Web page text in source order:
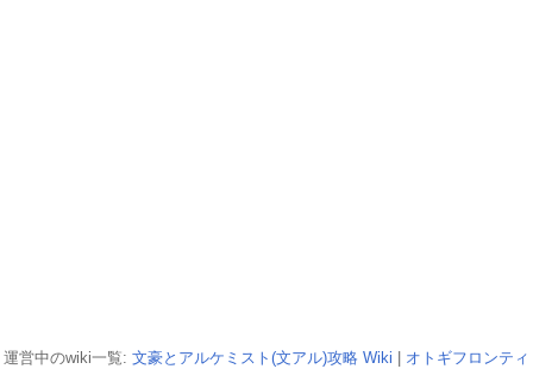
運営中のwiki一覧: 文豪とアルケミスト(文アル)攻略 Wiki
オトギフロンティ